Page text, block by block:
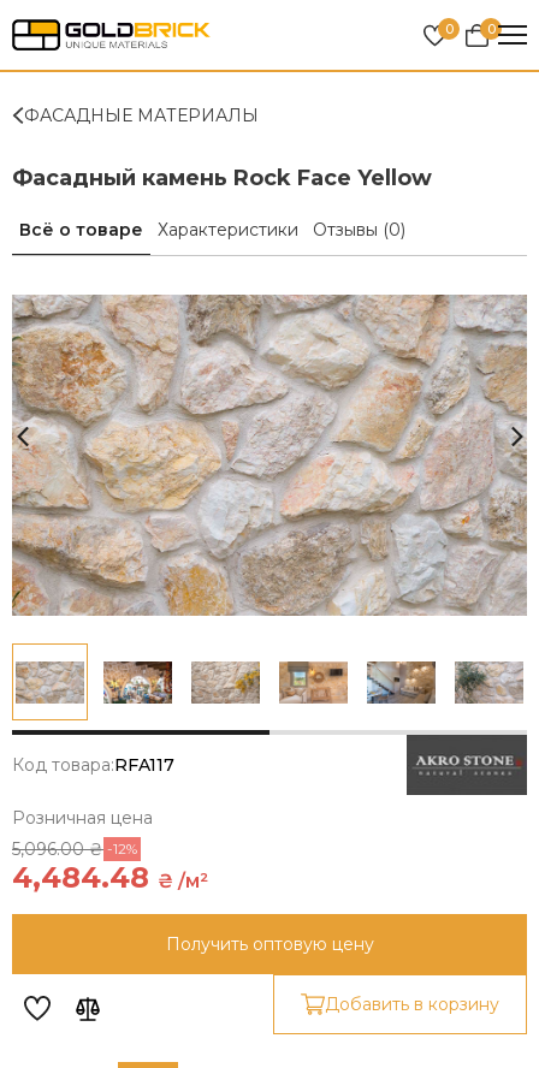
0 0
ФАСАДНЫЕ МАТЕРИАЛЫ
Фасадный камень Rock Face Yellow
Всё о товаре Характеристики Отзывы (0)
Код товара:RFA117
Розничная цена
5,096.00 ₴ -12%
4,484.48 ₴ /м²
Получить оптовую цену
Добавить в корзину